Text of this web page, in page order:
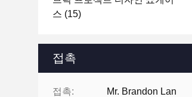
스 (15)
접촉
접촉: Mr. Brandon Lan